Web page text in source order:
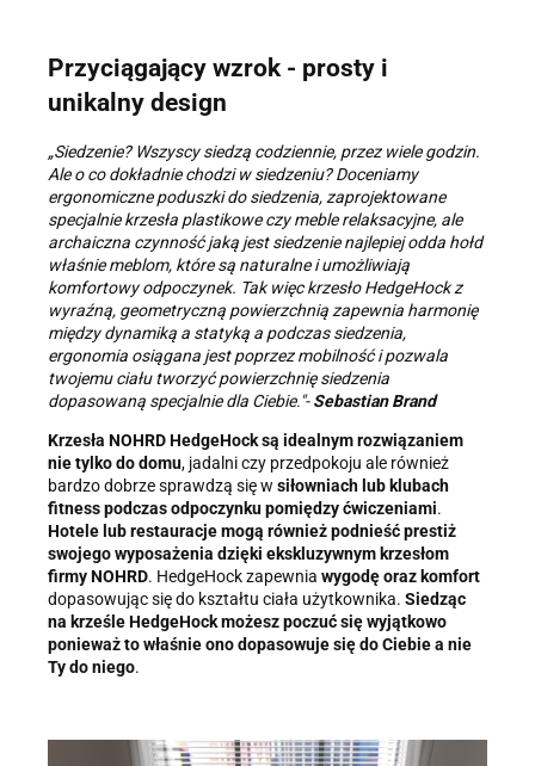
Przyciągający wzrok - prosty i
unikalny design
„Siedzenie? Wszyscy siedzą codziennie, przez wiele godzin.
Ale o co dokładnie chodzi w siedzeniu? Doceniamy
ergonomiczne poduszki do siedzenia, zaprojektowane
specjalnie krzesła plastikowe czy meble relaksacyjne, ale
archaiczna czynność jaką jest siedzenie najlepiej odda hołd
właśnie meblom, które są naturalne i umożliwiają
komfortowy odpoczynek. Tak więckrzesło HedgeHock z
wyraźną, geometryczną powierzchnią zapewnia harmonię
między dynamiką a statyką a podczas siedzenia,
ergonomia osiągana jest poprzez mobilność i pozwala
twojemu ciału tworzyć powierzchnię siedzenia
dopasowaną specjalnie dla Ciebie."-Sebastian Brand
Krzesła NOHRD HedgeHock są idealnym rozwiązaniem
nie tylko do domu, jadalni czy przedpokoju ale również
bardzo dobrze sprawdzą się w siłowniach lub klubach
fitness podczas odpoczynku pomiędzy ćwiczeniami.
Hotele lub restauracje mogą również podnieść prestiż
swojego wyposażenia dzięki ekskluzywnym krzesłom
firmy NOHRD. HedgeHock zapewnia wygodę oraz komfort
dopasowując się do kształtu ciała użytkownika. Siedząc
na krześle HedgeHock możesz poczuć się wyjątkowo
ponieważ to właśnie ono dopasowuje się do Ciebie a nie
Ty do niego.